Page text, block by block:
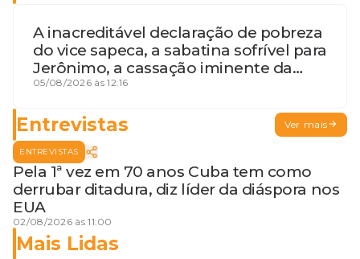
A inacreditável declaração de pobreza
do vice sapeca, a sabatina sofrível para
Jerônimo, a cassação iminente da
desembargadora e a vaga do Quinto
05/08/2026 às 12:16
Entrevistas Ver mais
ENTREVISTAS
Pela 1ª vez em 70 anos Cuba tem como
derrubar ditadura, diz líder da diáspora nos
EUA
02/08/2026 às 11:00
Mais Lidas